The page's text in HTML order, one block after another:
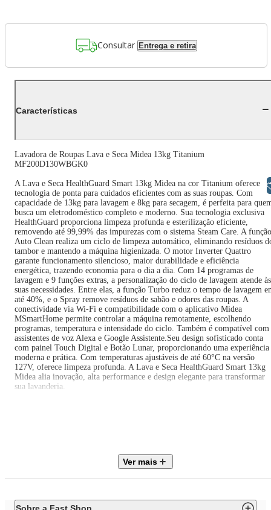
Consultar Entrega e retira
Características
Lavadora de Roupas Lava e Seca Midea 13kg Titanium
MF200D130WBGK0
A Lava e Seca HealthGuard Smart 13kg Midea na cor Titanium oferece
tecnologia de ponta para cuidados eficientes com as suas roupas. Com
capacidade de 13kg para lavagem e 8kg para secagem, é perfeita para
busca um eletrodoméstico completo e moderno. Sua tecnologia exclusiva
HealthGuard proporciona limpeza profunda e esterilização eficiente,
removendo até 99,99% das impurezas com o sistema Steam Care. A função
Auto Clean realiza um ciclo de limpeza automático, eliminando resíduos
tambor e mantendo a máquina higienizada. O motor Inverter Quattro
garante funcionamento silencioso, maior durabilidade e eficiência
energética, trazendo economia para o dia a dia. Com 14 programas de
lavagem e 9 funções extras, a personalização do ciclo de lavagem atende às
suas necessidades. Entre elas, a função Turbo reduz o tempo de lavagem
até 40%, e o Spray remove resíduos de sabão e odores das roupas. A
conectividade via Wi-Fi e compatibilidade com o aplicativo Midea
MSmartHome permite controlar a máquina remotamente, escolhendo
programas, temperatura e intensidade do ciclo. Também é compatível com
assistentes de voz Alexa e Google Assistente.Seu design sofisticado conta
com painel Touch Digital e Botão Lunar, proporcionando uma experiência
moderna e prática. Com temperaturas ajustáveis de até 60°C na versão
127V, oferece limpeza profunda. A Lava e Seca HealthGuard Smart 13kg
Midea alia inovação, alta performance e design elegante para transformar
sua lavanderia.
Capacidade: 13kg Lavagem 8kg Secagem
Wifi: Sim
Ver mais
Libras